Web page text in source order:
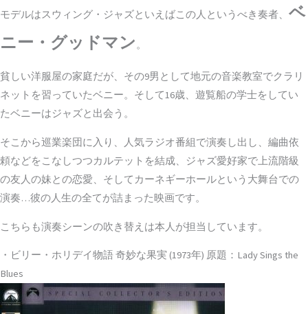
モデルはスウィング・ジャズといえばこの人というべき奏者、 ベ
ニー・グッドマン。
貧しい洋服屋の家庭だが、その9男として地元の音楽教室でクラリ
ネットを習っていたベニー。そして16歳、遊覧船の学士をしてい
たベニーはジャズと出会う。
そこから巡業楽団に入り、人気ラジオ番組で演奏し出し、編曲依
頼などをこなしつつカルテットを結成、ジャズ愛好家で上流階級
の友人の妹との恋愛、そしてカーネギーホールという大舞台での
演奏…彼の人生の全てが詰まった映画です。
こちらも演奏シーンの吹き替えは本人が担当しています。
・ビリー・ホリデイ物語 奇妙な果実 (1973年) 原題：Lady Sings the
Blues